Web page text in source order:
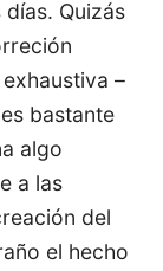
Quizás
–
bastante
algo
a las
del
el hecho